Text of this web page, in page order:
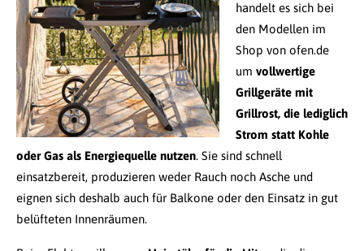
handelt es sich bei
den Modellen im
Shop von ofen.de
um vollwertige
Grillgeräte mit
Grillrost, die lediglich
Strom statt Kohle
oder Gas als Energiequelle nutzen. Sie sind schnell
einsatzbereit, produzieren weder Rauch noch Asche und
eignen sich deshalb auch für Balkone oder den Einsatz in gut
belüfteten Innenräumen.